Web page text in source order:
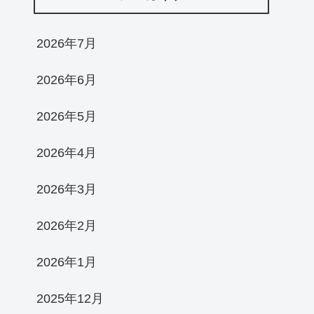
2026年7月
2026年6月
2026年5月
2026年4月
2026年3月
2026年2月
2026年1月
2025年12月